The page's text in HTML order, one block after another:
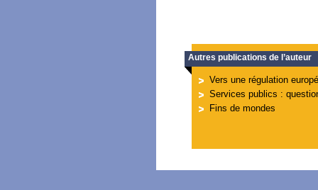
Autres publications de l’auteur
Vers une régulation
Services publics :
Fins de mondes